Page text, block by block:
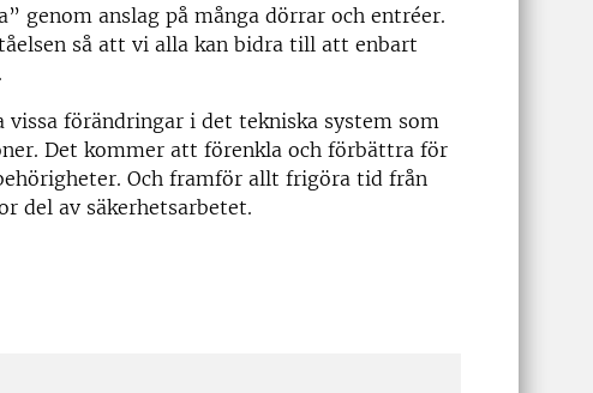
genom anslag på många dörrar och entréer.
så att vi alla kan bidra till att enbart
förändringar i det tekniska system som
Det kommer att förenkla och förbättra för
Och framför allt frigöra tid från
del av säkerhetsarbetet.